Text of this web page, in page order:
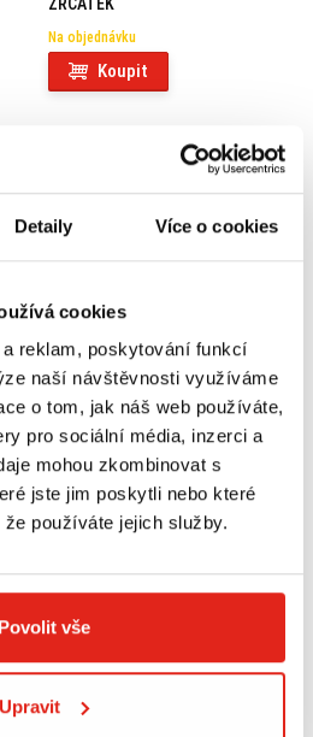
Detaily Více o cookies
cookies
reklam, poskytování funkcí
naší návštěvnosti využíváme
o tom, jak náš web používáte,
pro sociální média, inzerci a
mohou zkombinovat s
jste jim poskytli nebo které
používáte jejich služby.
Povolit vše
Upravit
Na objednávku
Koupit
13 749 Kč s DPH
SW MOTECH SYSBAG 30/30 SADA
TAŠEK YAMAHA FZ 1/FAZER (05-16)
Na objednávku